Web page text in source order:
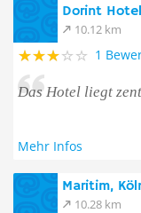
Dorint
10.12 km
1
Das Hotel liegt
Mehr Infos
Maritim,
10.28 km